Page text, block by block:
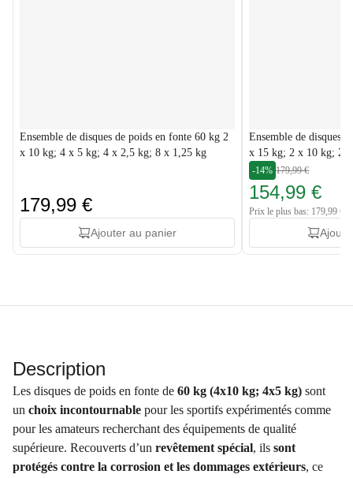
Ensemble de disques de poids en fonte 60 kg 2
x 10 kg; 4 x 5 kg; 4 x 2,5 kg; 8 x 1,25 kg
179,99 €
Ajouter au panier
Ensemble de disques
x 15 kg; 2 x 10 kg; 2
-14% 179,99 €
154,99 €
Prix le plus bas: 179,99 €
Description
Les disques de poids en fonte de 60 kg (4x10 kg; 4x5 kg)​ sont
un choix incontournable pour les sportifs expérimentés comme
pour les amateurs recherchant des équipements de qualité
supérieure. Recouverts d’un revêtement spécial, ils sont
protégés contre la corrosion et les dommages extérieurs, ce